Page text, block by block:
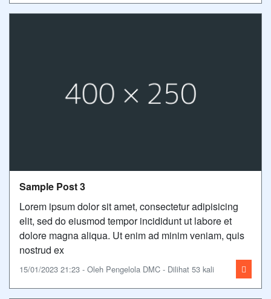
Sample Post 3
Lorem ipsum dolor sit amet, consectetur adipisicing
elit, sed do eiusmod tempor incididunt ut labore et
dolore magna aliqua. Ut enim ad minim veniam, quis
nostrud ex
15/01/2023 21:23 - Oleh Pengelola DMC - Dilihat 53 kali